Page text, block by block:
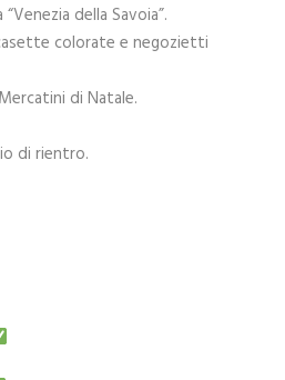
della Savoia”.
colorate e negozietti
di Natale.
di rientro.